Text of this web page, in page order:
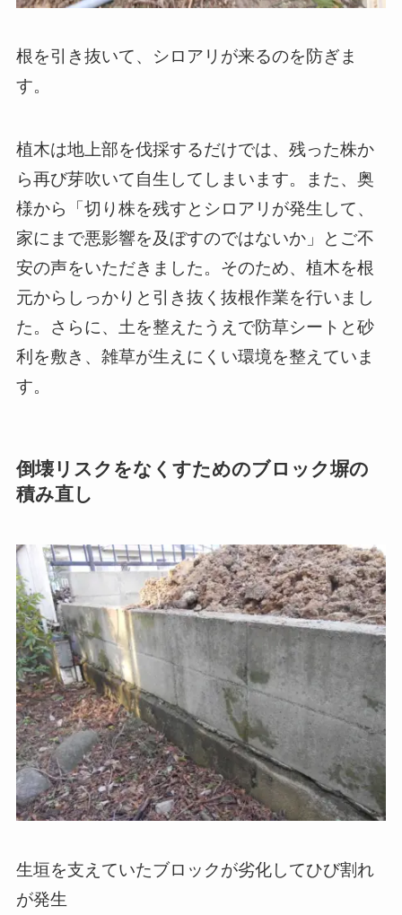
根を引き抜いて、シロアリが来るのを防ぎま
す。
植木は地上部を伐採するだけでは、残った株か
ら再び芽吹いて自生してしまいます。また、奥
様から「切り株を残すとシロアリが発生して、
家にまで悪影響を及ぼすのではないか」とご不
安の声をいただきました。そのため、植木を根
元からしっかりと引き抜く抜根作業を行いまし
た。さらに、土を整えたうえで防草シートと砂
利を敷き、雑草が生えにくい環境を整えていま
す。
倒壊リスクをなくすためのブロック塀の
積み直し
生垣を支えていたブロックが劣化してひび割れ
が発生